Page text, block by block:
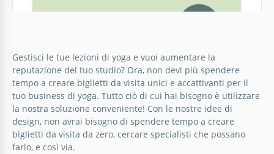
Carta d'affari dell'azienda Olive Yoga
Stai aiutando le persone a trovare pace e mantenere
uno stato di salute normale attraverso lo yoga?
Offriamo di realizzare i tuoi biglietti da visita.
Google Slides
Gestisci le tue lezioni di yoga e vuoi aumentare la
reputazione del tuo studio? Ora, non devi più spendere
tempo a creare biglietti da visita unici e accattivanti per il
tuo business di yoga. Tutto ciò di cui hai bisogno è utilizzare
la nostra soluzione conveniente! Con le nostre idee di
design, non avrai bisogno di spendere tempo a creare
biglietti da visita da zero, cercare specialisti che possano
farlo, e così via.